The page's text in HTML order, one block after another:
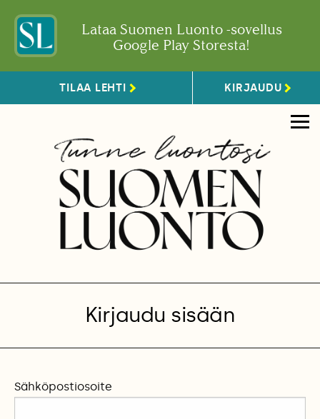
Lataa Suomen Luonto -sovellus
Google Play Storesta!
TILAA LEHTI KIRJAUDU
Kirjaudu sisään
Sähköpostiosoite